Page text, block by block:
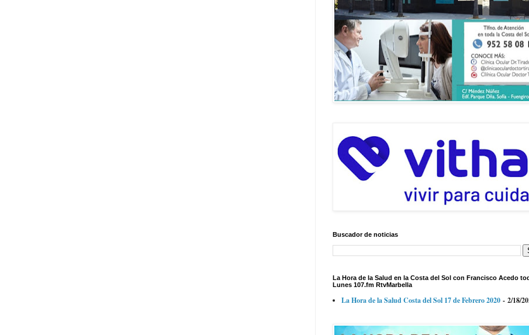
Buscador de noticias
La Hora de la Salud en la Costa del Sol con Francisco Acedo
Lunes 107.fm RtvMarbella
La Hora de la Salud Costa del Sol 17 de Febrero 2020 - 2/18/